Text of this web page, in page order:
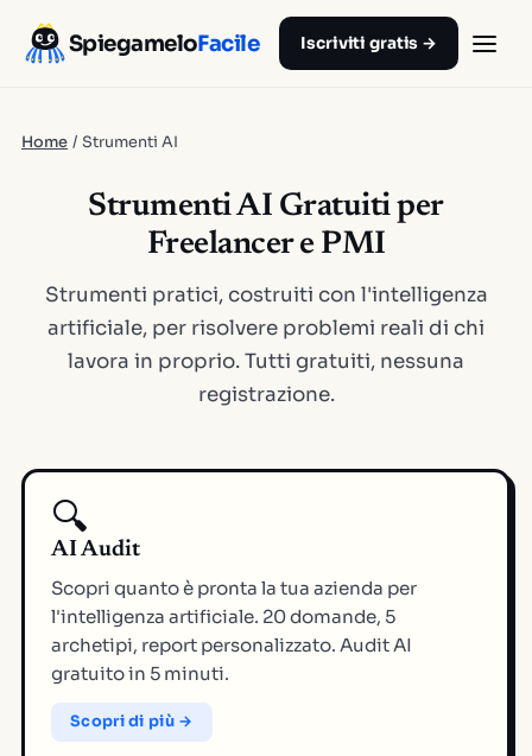
SpiegameloFacile Iscriviti gratis →
Home / Strumenti AI
Strumenti AI Gratuiti per
Freelancer e PMI
Strumenti pratici, costruiti con l'intelligenza
artificiale, per risolvere problemi reali di chi
lavora in proprio. Tutti gratuiti, nessuna
registrazione.
🔍
AI Audit
Scopri quanto è pronta la tua azienda per
l'intelligenza artificiale. 20 domande, 5
archetipi, report personalizzato. Audit AI
gratuito in 5 minuti.
Scopri di più →